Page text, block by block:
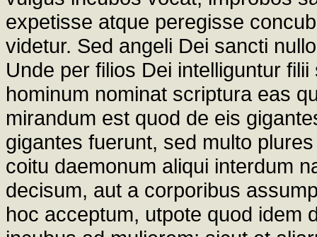
expetisse atque peregisse
videtur. Sed angeli Dei sancti
Unde per filios Dei intelliguntur
hominum nominat scriptura eas
mirandum est quod de eis
gigantes fuerunt, sed multo
coitu daemonum aliqui interdum
decisum, aut a corporibus
hoc acceptum, utpote quod idem